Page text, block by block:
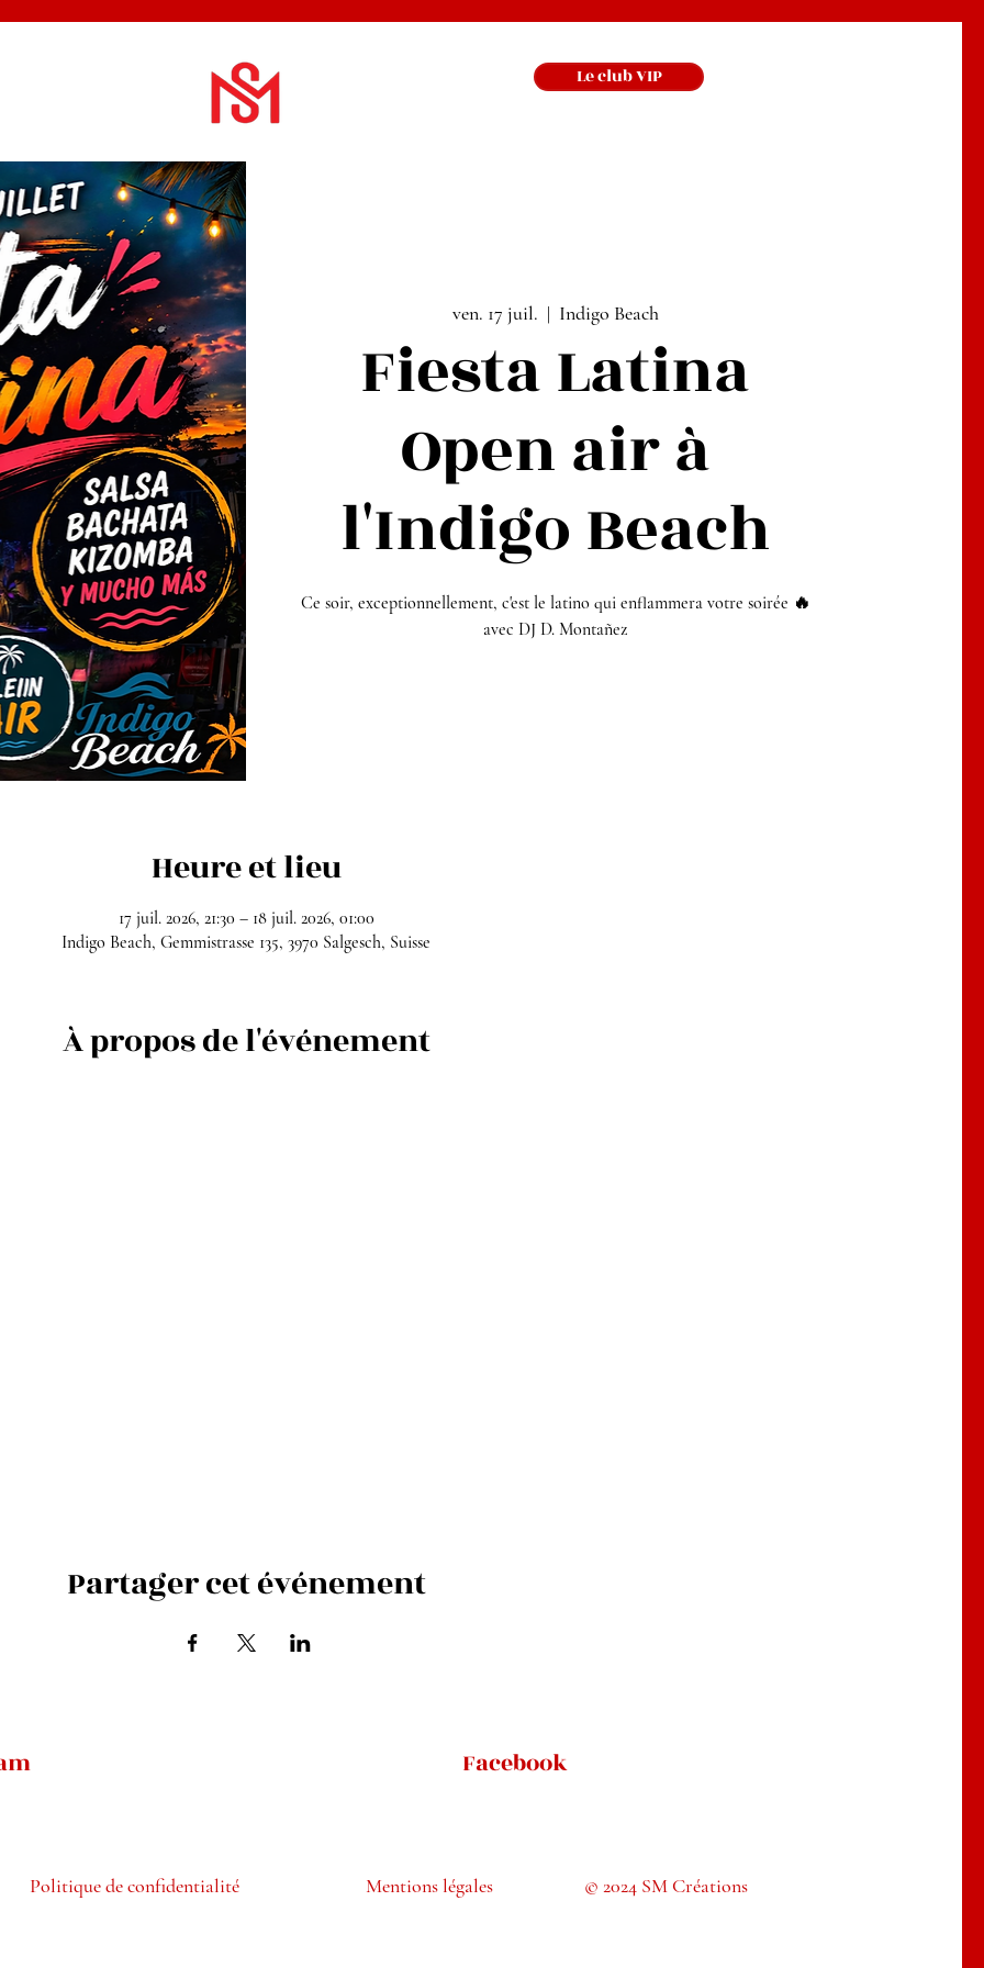
Le club VIP
ven. 17 juil.
  |
Indigo Beach
Fiesta Latina
Open air à
l'Indigo Beach
Ce soir, exceptionnellement, c'est le latino qui enflammera votre soirée 🔥
avec DJ D. Montañez
Heure et lieu
17 juil. 2026, 21:30 – 18 juil. 2026, 01:00
Indigo Beach, Gemmistrasse 135, 3970 Salgesch, Suisse
À propos de l'événement
Partager cet événement
Politique de confidentialité
Facebook
Mentions légales © 2024 SM Créations